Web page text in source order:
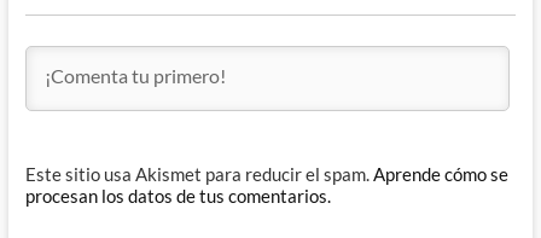
Este sitio usa Akismet para reducir el spam.Aprende cómo se
procesan los datos de tus comentarios.